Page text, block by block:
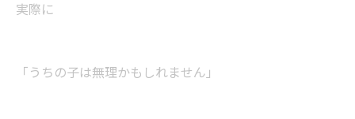
実際に
「うちの子は無理かもしれません」